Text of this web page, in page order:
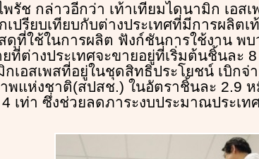
พรัช กล่าวอีกว่า เท้าเทียมไดนามิก เอส
เปรียบเทียบกับต่างประเทศที่มีการผลิต
ดุที่ใช้ในการผลิต ฟังก์ชันการใช้งาน พบ
ที่ต่างประเทศจะขายอยู่ที่เริ่มต้นชิ้นละ
กเอสเพสที่อยู่ในชุดสิทธิประโยชน์ เบิก
พแห่งชาติ(สปสช.) ในอัตราชิ้นละ 2.9
4 เท่า ซึ่งช่วยลดภาระงบประมาณประเท